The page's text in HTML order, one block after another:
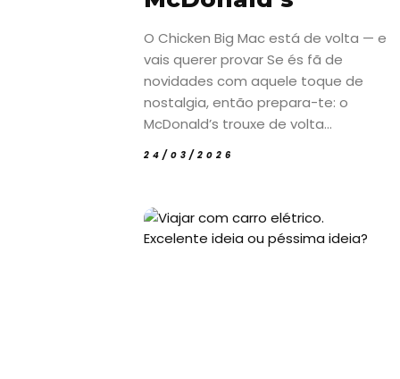
O Chicken Big Mac está de volta — e
vais querer provar Se és fã de
novidades com aquele toque de
nostalgia, então prepara-te: o
McDonald’s trouxe de volta...
24/03/2026